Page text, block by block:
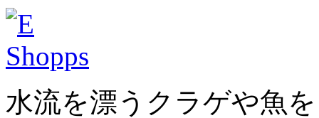
水流を漂うクラゲや魚